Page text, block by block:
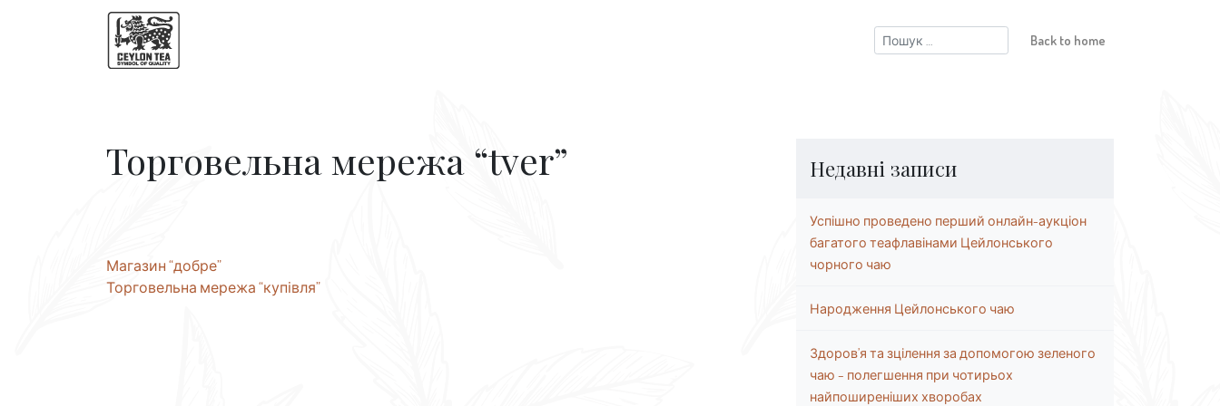
Пошук: Back to home
Недавні записи
Успішно проведено перший онлайн-аукціон
багатого теафлавінами Цейлонського
чорного чаю
Народження Цейлонського чаю
Здоров’я та зцілення за допомогою зеленого
чаю – полегшення при чотирьох
найпоширеніших хворобах
Торговельна мережа “tver”
Навігація
записів
Магазин “добре”
Торговельна мережа “купівля”